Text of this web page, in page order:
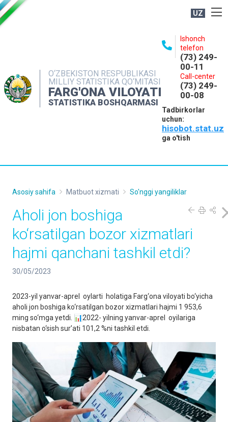
UZ
O‘ZBEKISTON RESPUBLIKASI
MILLIY STATISTIKA QO‘MITASI
FARG'ONA VILOYATI
STATISTIKA BOSHQARMASI
Ishonch
telefon
(73) 249-
00-11
Call-center
(73) 249-
00-08
Tadbirkorlar
uchun:
hisobot.stat.uz
ga o'tish
NASHRLAR
INTERAKTIV XIZMATLAR
MATBUOT XIZMATI
Asosiy sahifa Matbuot xizmati So'nggi yangiliklar
Aholi jon boshiga
ko‘rsatilgan bozor xizmatlari
hajmi qanchani tashkil etdi?
30/05/2023
2023-yil yanvar-aprel oylarti holatiga Farg‘ona viloyati bo‘yicha
aholi jon boshiga ko‘rsatilgan bozor xizmatlari hajmi 1 953,6
ming so‘mga yetdi. 📊2022- yilning yanvar-aprel oyilariga
nisbatan o‘sish sur’ati 101,2 %ni tashkil etdi.